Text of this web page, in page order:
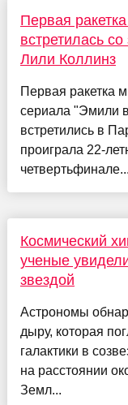
Первая
встретилась
Лили Коллинз
Первая ракетка
сериала "Эмили
встретились в
проиграла 22-
четвертьфинале...
Космический
ученые
звездой
Астрономы
дыру, которая
галактики в
на расстоянии
Земл...